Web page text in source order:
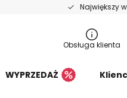
Największy
Obsługa klienta
WYPRZEDAŻ